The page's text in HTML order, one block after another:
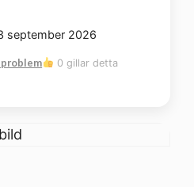
september 2026
0 gillar detta